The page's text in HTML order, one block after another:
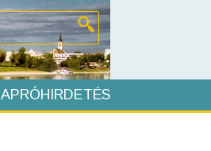
APRÓHIRDETÉS